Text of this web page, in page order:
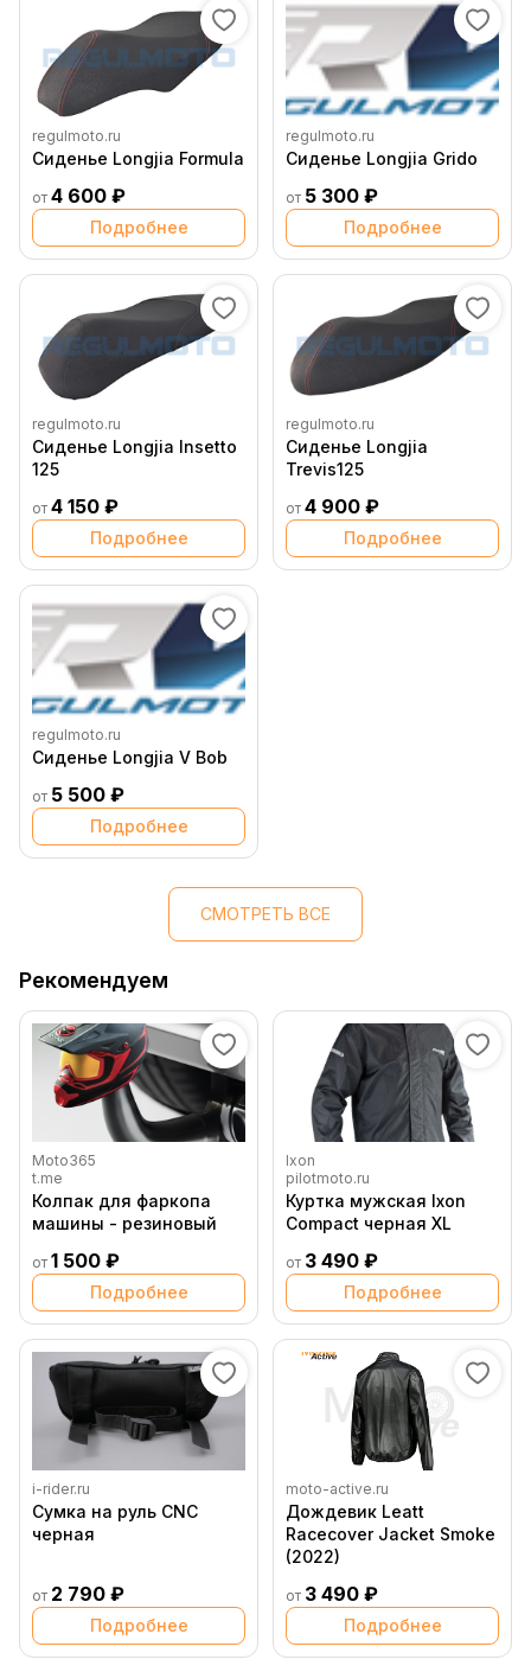
regulmoto.ru
Сиденье Longjia Formula
от 4 600 ₽
Подробнее
regulmoto.ru
Сиденье Longjia Grido
от 5 300 ₽
Подробнее
regulmoto.ru
Сиденье Longjia Insetto
125
от 4 150 ₽
Подробнее
regulmoto.ru
Сиденье Longjia
Trevis125
от 4 900 ₽
Подробнее
regulmoto.ru
Сиденье Longjia V Bob
от 5 500 ₽
Подробнее
СМОТРЕТЬ ВСЕ
Рекомендуем
Moto365
t.me
Колпак для фаркопа
машины - резиновый
от 1 500 ₽
Подробнее
Ixon
pilotmoto.ru
Куртка мужская Ixon
Compact черная XL
от 3 490 ₽
Подробнее
i-rider.ru
Сумка на руль CNC
черная
от 2 790 ₽
Подробнее
moto-active.ru
Дождевик Leatt
Racecover Jacket Smoke
(2022)
от 3 490 ₽
Подробнее